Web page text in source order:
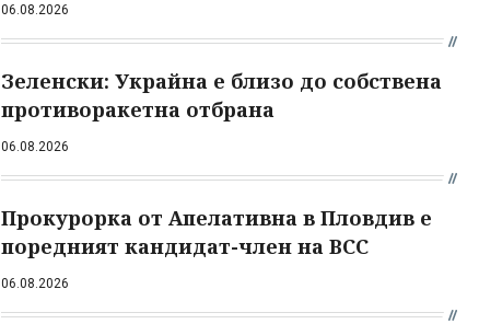
06.08.2026
Зеленски: Украйна е близо до собствена
противоракетна отбрана
06.08.2026
Прокурорка от Апелативна в Пловдив е
поредният кандидат-член на ВСС
06.08.2026